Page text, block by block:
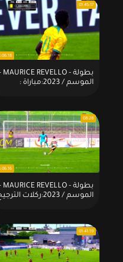
بطولة - MAURICE REVELLO -
الموسم / 2023:مباراة :
01:45:17
2023.06.18
بطولة - MAURICE REVELLO -
الموسم / 2023:ركلات الترجيح
08:28
2023.06.16
01:41:19